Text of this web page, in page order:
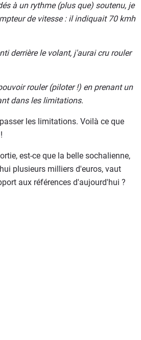
à un rythme (plus que) soutenu, je
de vitesse : il indiquait 70 kmh
derrière le volant, j'aurai cru rouler
rouler (piloter !) en prenant un
dans les limitations.
les limitations. Voilà ce que
est-ce que la belle sochalienne,
plusieurs milliers d'euros, vaut
aux références d'aujourd'hui ?